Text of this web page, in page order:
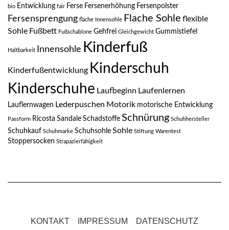
bio Entwicklung fair Ferse Fersenerhöhung Fersenpolster
Fersensprengung flache Innensohle Flache Sohle flexible
Sohle Fußbett Fußschablone Gehfrei Gleichgewicht Gummistiefel
Haltbarkeit Innensohle Kinderfuß
Kinderfußentwicklung Kinderschuh
Kinderschuhe Laufbeginn Laufenlernen
Lauflernwagen Lederpuschen Motorik motorische Entwicklung
Passform Ricosta Sandale Schadstoffe Schnürung Schuhhersteller
Schuhkauf Schuhmarke Schuhsohle Sohle Stiftung Warentest
Stoppersocken Strapazierfähigkeit
KONTAKT IMPRESSUM DATENSCHUTZ